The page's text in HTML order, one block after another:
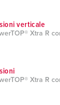
verticale
Xtra R
Xtra R